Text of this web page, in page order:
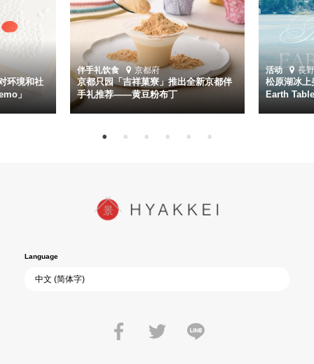
环境和社
」
伴手礼饮食 京都府
京都只园「吉祥菓寮」推出全新京都伴
手礼推荐——黄豆粉布丁
活动 長
松原湖冰
Earth
Language